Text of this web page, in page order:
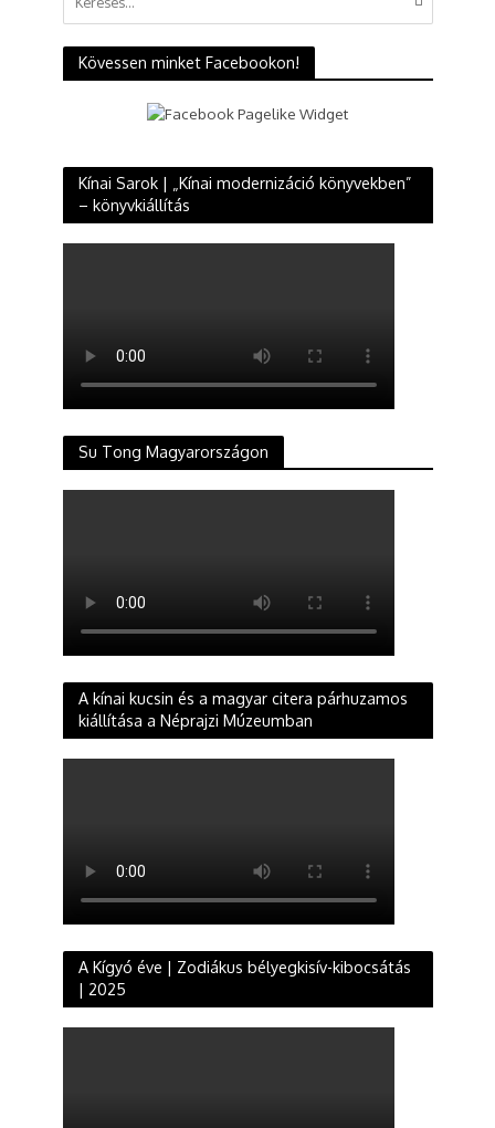
Kövessen minket Facebookon!
Kínai Sarok | „Kínai modernizáció könyvekben”
– könyvkiállítás
Su Tong Magyarországon
A kínai kucsin és a magyar citera párhuzamos
kiállítása a Néprajzi Múzeumban
A Kígyó éve | Zodiákus bélyegkisív-kibocsátás
| 2025